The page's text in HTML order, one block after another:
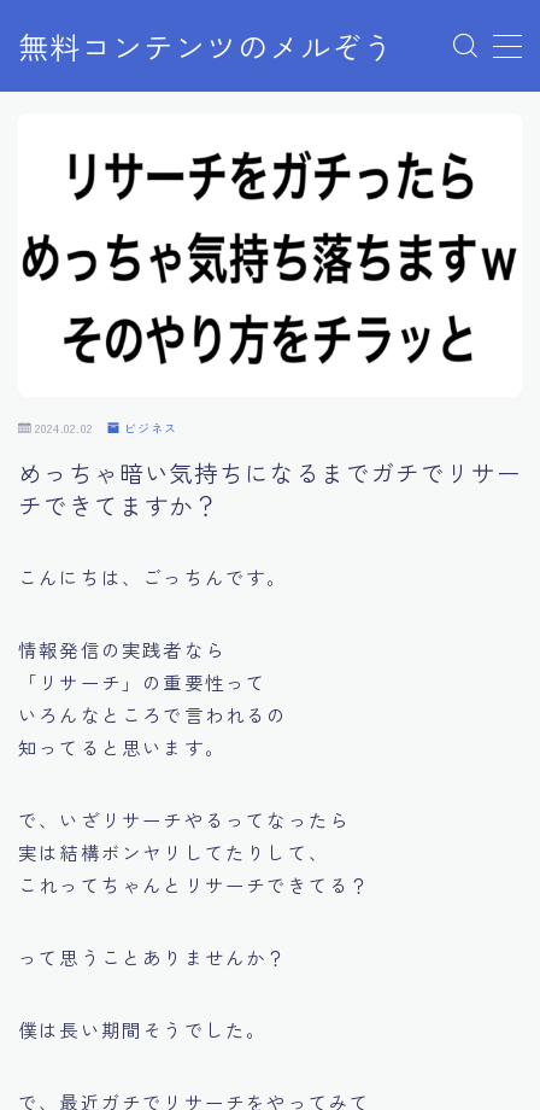
無料コンテンツのメルぞう
MENU
メルぞうの使い方
お知らせ
2024.02.02 ビジネス
めっちゃ暗い気持ちになるまでガチでリサー
チできてますか？
こんにちは、ごっちんです。
情報発信の実践者なら
「リサーチ」の重要性って
いろんなところで言われるの
知ってると思います。
で、いざリサーチやるってなったら
実は結構ボンヤリしてたりして、
これってちゃんとリサーチできてる？
って思うことありませんか？
僕は長い期間そうでした。
で、最近ガチでリサーチをやってみて